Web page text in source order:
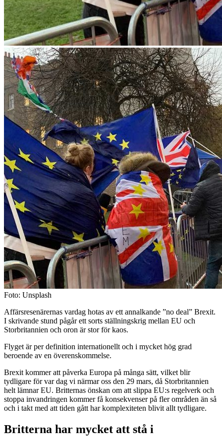
Foto: Unsplash
Affärsresenärernas vardag hotas av ett annalkande ”no deal” Brexit.
I skrivande stund pågår ett sorts ställningskrig mellan EU och
Storbritannien och oron är stor för kaos.
Flyget är per definition internationellt och i mycket hög grad
beroende av en överenskommelse.
Brexit kommer att påverka Europa på många sätt, vilket blir
tydligare för var dag vi närmar oss den 29 mars, då Storbritannien
helt lämnar EU. Britternas önskan om att slippa EU:s regelverk och
stoppa invandringen kommer få konsekvenser på fler områden än så
och i takt med att tiden gått har komplexiteten blivit allt tydligare.
Britterna har mycket att stå i